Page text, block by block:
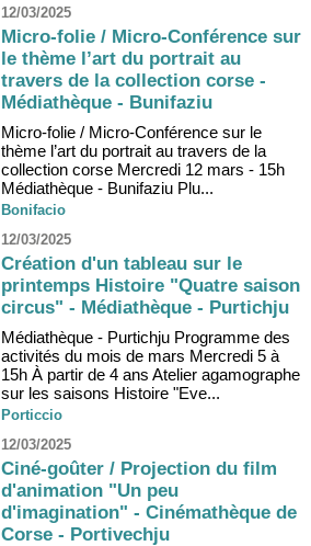
12/03/2025
Micro-folie / Micro-Conférence sur
le thème l’art du portrait au
travers de la collection corse -
Médiathèque - Bunifaziu
Micro-folie / Micro-Conférence sur le
thème l’art du portrait au travers de la
collection corse Mercredi 12 mars - 15h
Médiathèque - Bunifaziu Plu...
Bonifacio
12/03/2025
Création d'un tableau sur le
printemps Histoire "Quatre saison
circus" - Médiathèque - Purtichju
Médiathèque - Purtichju Programme des
activités du mois de mars Mercredi 5 à
15h À partir de 4 ans Atelier agamographe
sur les saisons Histoire "Eve...
Porticcio
12/03/2025
Ciné-goûter / Projection du film
d'animation "Un peu
d'imagination" - Cinémathèque de
Corse - Portivechju